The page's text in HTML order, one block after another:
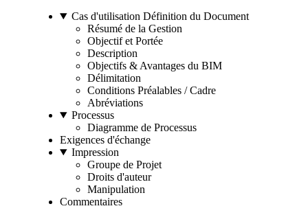
Cas d'utilisation Définition du Document
Résumé de la Gestion
Objectif et Portée
Description
Objectifs & Avantages du BIM
Délimitation
Conditions Préalables / Cadre
Abréviations
Processus
Diagramme de Processus
Exigences d'échange
Impression
Groupe de Projet
Droits d'auteur
Manipulation
Commentaires